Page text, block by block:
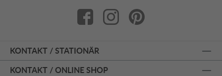
KONTAKT / STATIONÄR
KONTAKT / ONLINE SHOP